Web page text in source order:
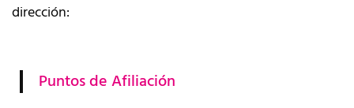
dirección:
Puntos de Afiliación